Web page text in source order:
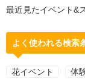
最近見たイベント&
よく使われる検索
花イベント 体